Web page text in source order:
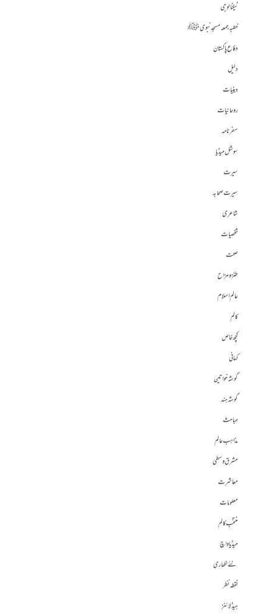
ٹیکنالوجی
خطبہ جمعہ مسجد نبوی ﷺ
دفاع پاکستان
دلیل
دینیات
روحانیات
سفرنامہ
سوشل میڈیا
سیرت
سیرت صحابہ
شاعری
شخصیات
صحت
طنز و مزاح
عالم اسلام
کالم
کچھ خاص
کہانی
گوشہ خواتین
گوشہ ہند
مباحث
مذاہب عالم
مشرق وسطی
معاشرت
معلومات
منتخب کالم
میڈیا واچ
نئے لکھاری
نقطہ نظر
ہیڈلائنز